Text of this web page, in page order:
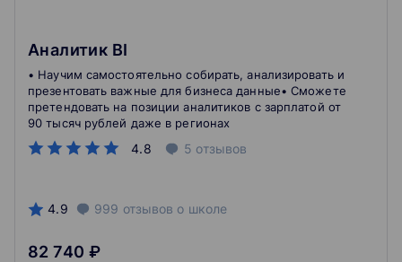
Аналитик BI
4.8 5 отзывов
• Научим самостоятельно собирать, анализировать и
презентовать важные для бизнеса данные• Сможете
претендовать на позиции аналитиков с зарплатой от
90 тысяч рублей даже в регионах
4.9 999 отзывов о школе
82 740 ₽